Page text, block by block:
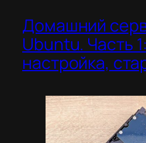
Домашний
Ubuntu. Часть
настройка,